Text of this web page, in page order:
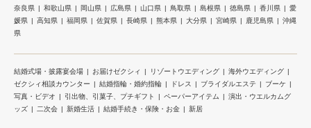
奈良県
和歌山県 岡山県 広島県 山口県 鳥取県 島根県 徳島県 香川県
愛
媛県
高知県 福岡県 佐賀県 長崎県 熊本県 大分県 宮崎県 鹿児島県
沖縄
県
結婚式場・披露宴会場 お届けゼクシィ リゾートウエディング
海外ウエディング
ゼクシィ相談カウンター
結婚指輪・婚約指輪 ドレス ブライダルエステ
ブーケ
写真・ビデオ
引出物、引菓子、プチギフト ペーパーアイテム
演出・ウエルカムグ
ッズ
二次会 新婚生活 結婚手続き・保険・お金 新居